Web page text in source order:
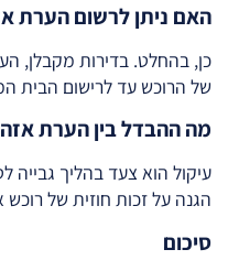
האם ניתן לרשום הערת
כן, בהחלט. בדירות מקבלן,
של הרוכש עד לרישום הבית
מה ההבדל בין הערת
עיקול הוא צעד בהליך
הגנה על זכות חוזית של רוכש
סיכום